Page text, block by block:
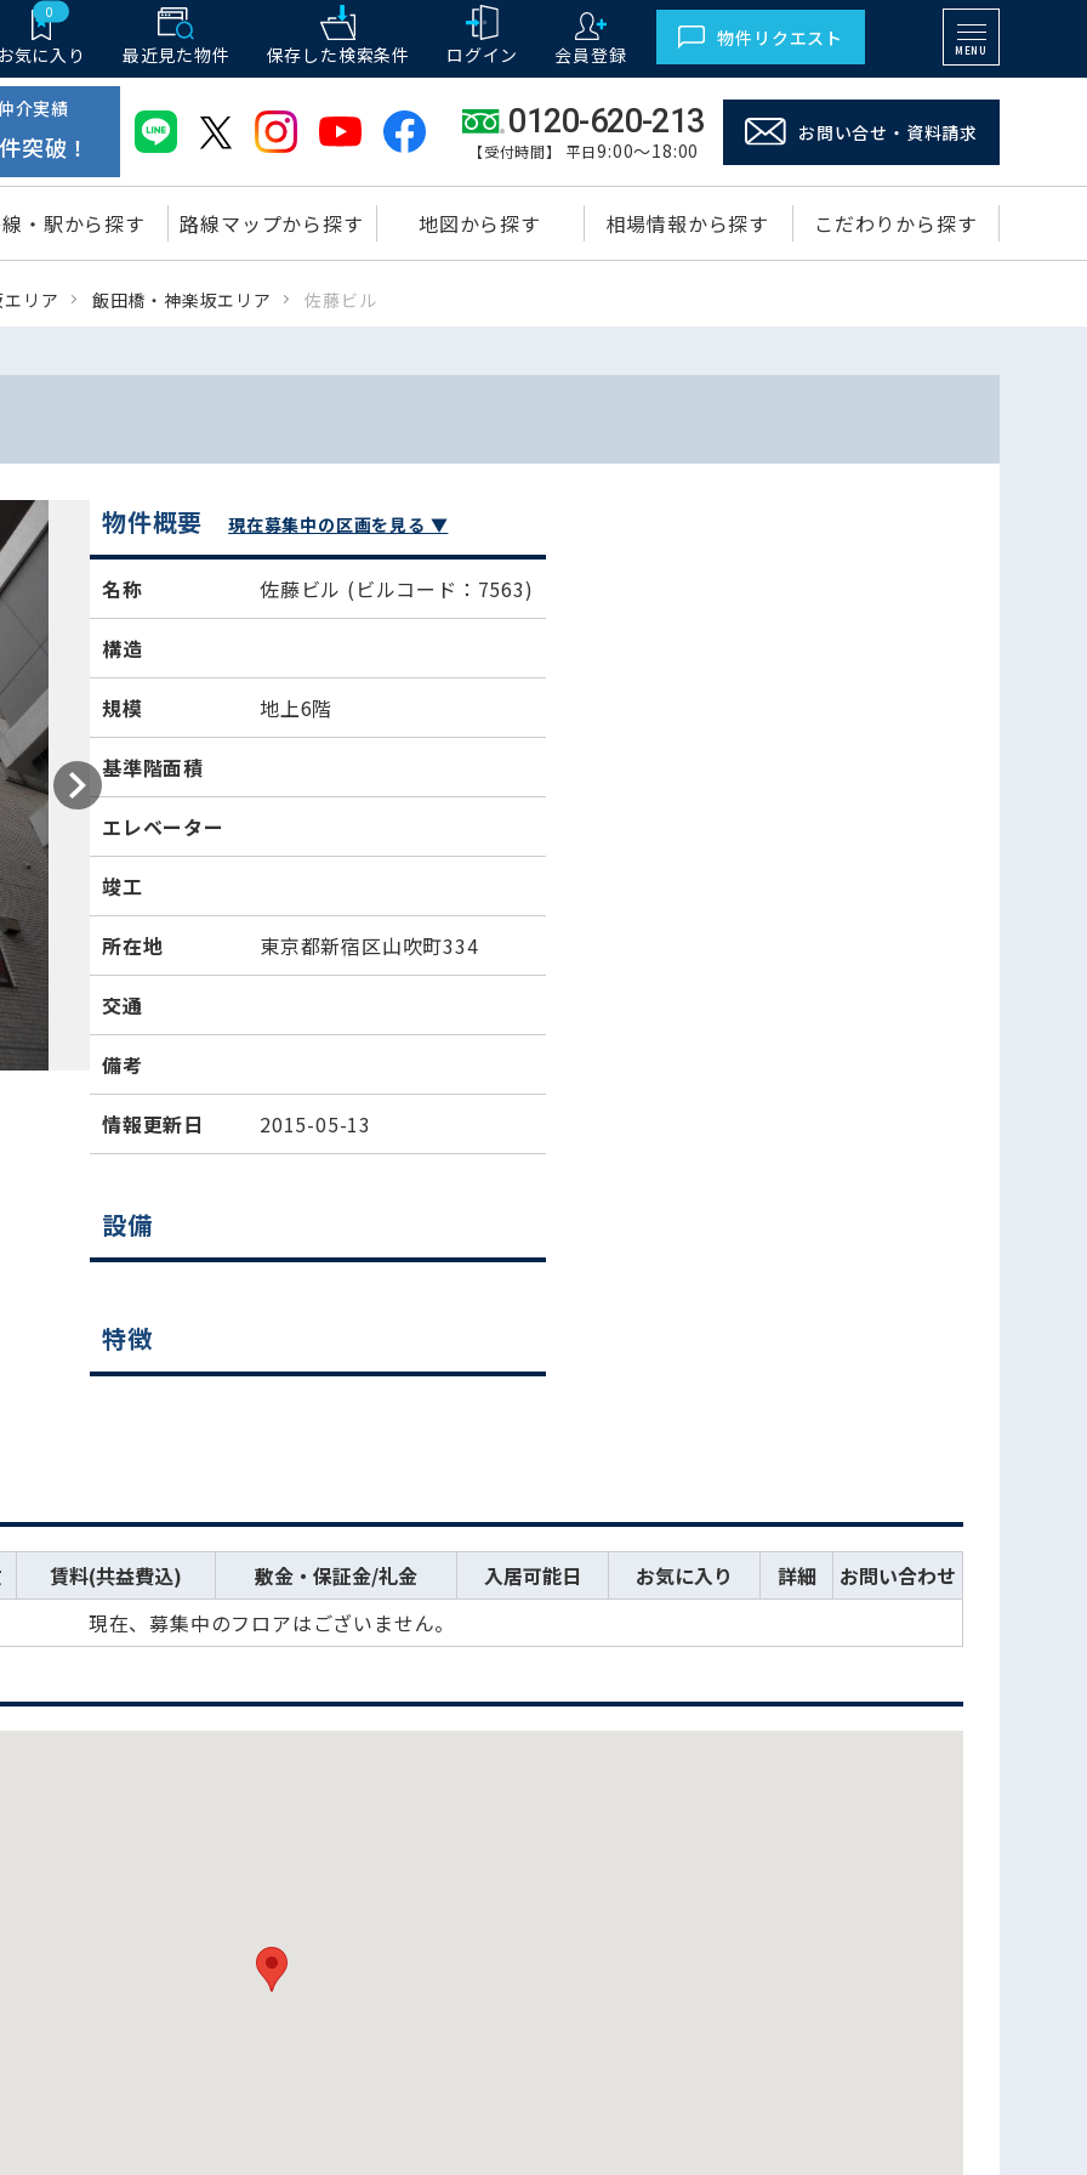
0
気に入り 最近見た物件 保存した検索条件 ログイン 会員登録
物件リクエスト
MENU
介実績
件突破！
0120-620-213
【受付時間】 平日9:00～18:00
お問い合せ・資料請求
・駅から探す 路線マップから探す 地図から探す 相場情報から探す こだわりから探す
リア 飯田橋・神楽坂エリア 佐藤ビル
物件概要 現在募集中の区画を見る ▼
名称 佐藤ビル (ビルコード：7563)
構造
規模 地上6階
基準階面積
エレベーター
竣工
所在地 東京都新宿区山吹町334
交通
備考
情報更新日 2015-05-13
設備
特徴
賃料(共益費込) 敷金・保証金/礼金 入居可能日 お気に入り 詳細
お問い合わせ
現在、募集中のフロアはございません。